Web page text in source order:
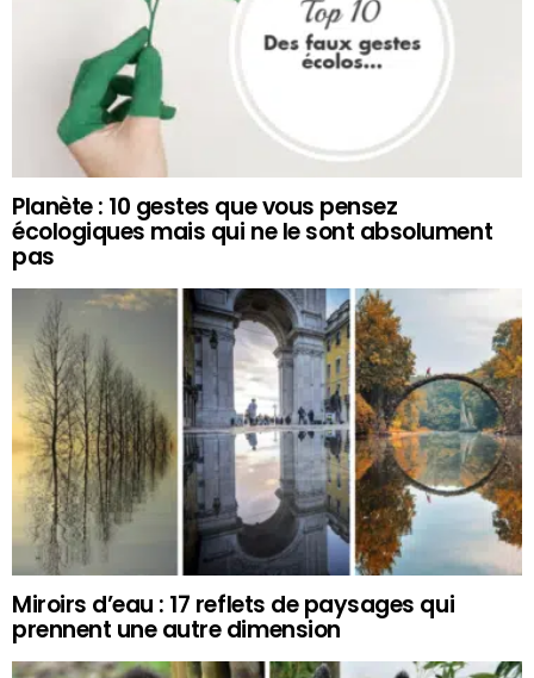
Planète : 10 gestes que vous pensez
écologiques mais qui ne le sont absolument
pas
Miroirs d’eau : 17 reflets de paysages qui
prennent une autre dimension